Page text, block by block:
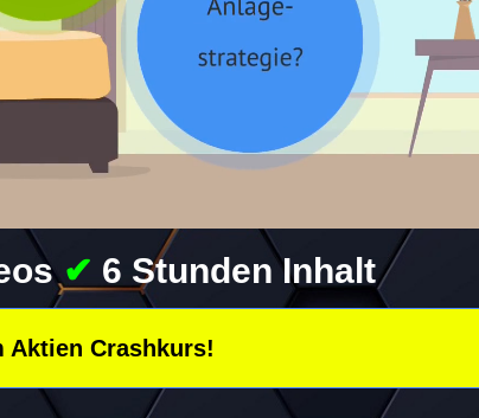
✔ 6 Stunden Inhalt
Aktien Crashkurs!